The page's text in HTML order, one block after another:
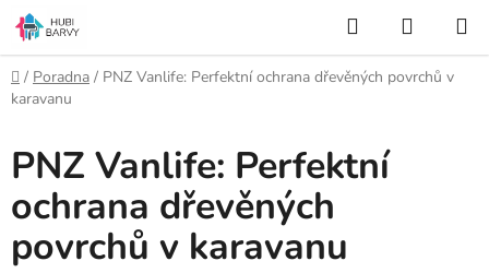
Přejít
na
obsah
Hledat
KOŠÍK
Domů
/ Poradna / PNZ Vanlife: Perfektní ochrana dřevěných povrchů v
karavanu
PNZ Vanlife: Perfektní
ochrana dřevěných
povrchů v karavanu